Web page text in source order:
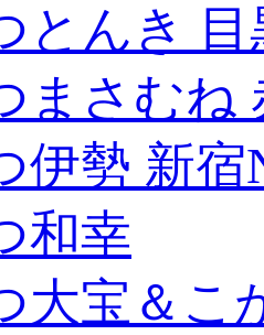
とんき
まさむね
伊勢 新宿
和幸
大宝＆こ